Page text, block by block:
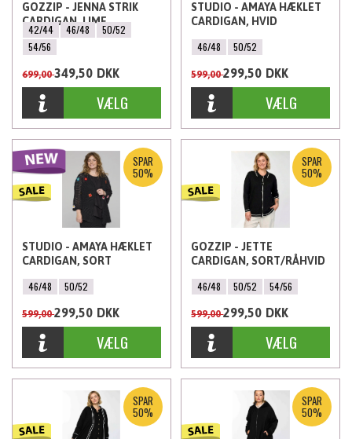
GOZZIP - JENNA STRIK
CARDIGAN, LIME
42/44 46/48
50/52
54/56
699,00349,50 DKK
STUDIO - AMAYA HÆKLET
CARDIGAN, HVID
46/48 50/52
599,00299,50 DKK
SPAR
50%
STUDIO - AMAYA HÆKLET
CARDIGAN, SORT
46/48 50/52
599,00299,50 DKK
SPAR
50%
GOZZIP - JETTE
CARDIGAN, SORT/RÅHVID
46/48 50/52 54/56
599,00299,50 DKK
SPAR
50%
SPAR
50%